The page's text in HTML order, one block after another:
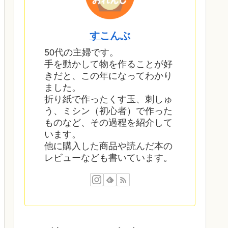
すこんぶ
50代の主婦です。
手を動かして物を作ることが好
きだと、この年になってわかり
ました。
折り紙で作ったくす玉、刺しゅ
う、ミシン（初心者）で作った
ものなど、その過程を紹介して
います。
他に購入した商品や読んだ本の
レビューなども書いています。